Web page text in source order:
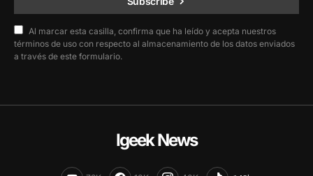
Al marcar esta casilla, confirma que ha leído y acepta nuestros
términos de uso con respecto al almacenamiento de los datos enviados
a través de este formulario.
Igeek News